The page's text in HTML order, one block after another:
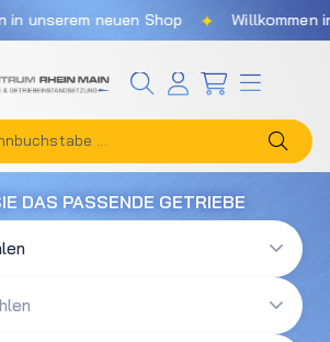
in unserem neuen Shop ✦ Willkommen
DAS PASSENDE GETRIEBE